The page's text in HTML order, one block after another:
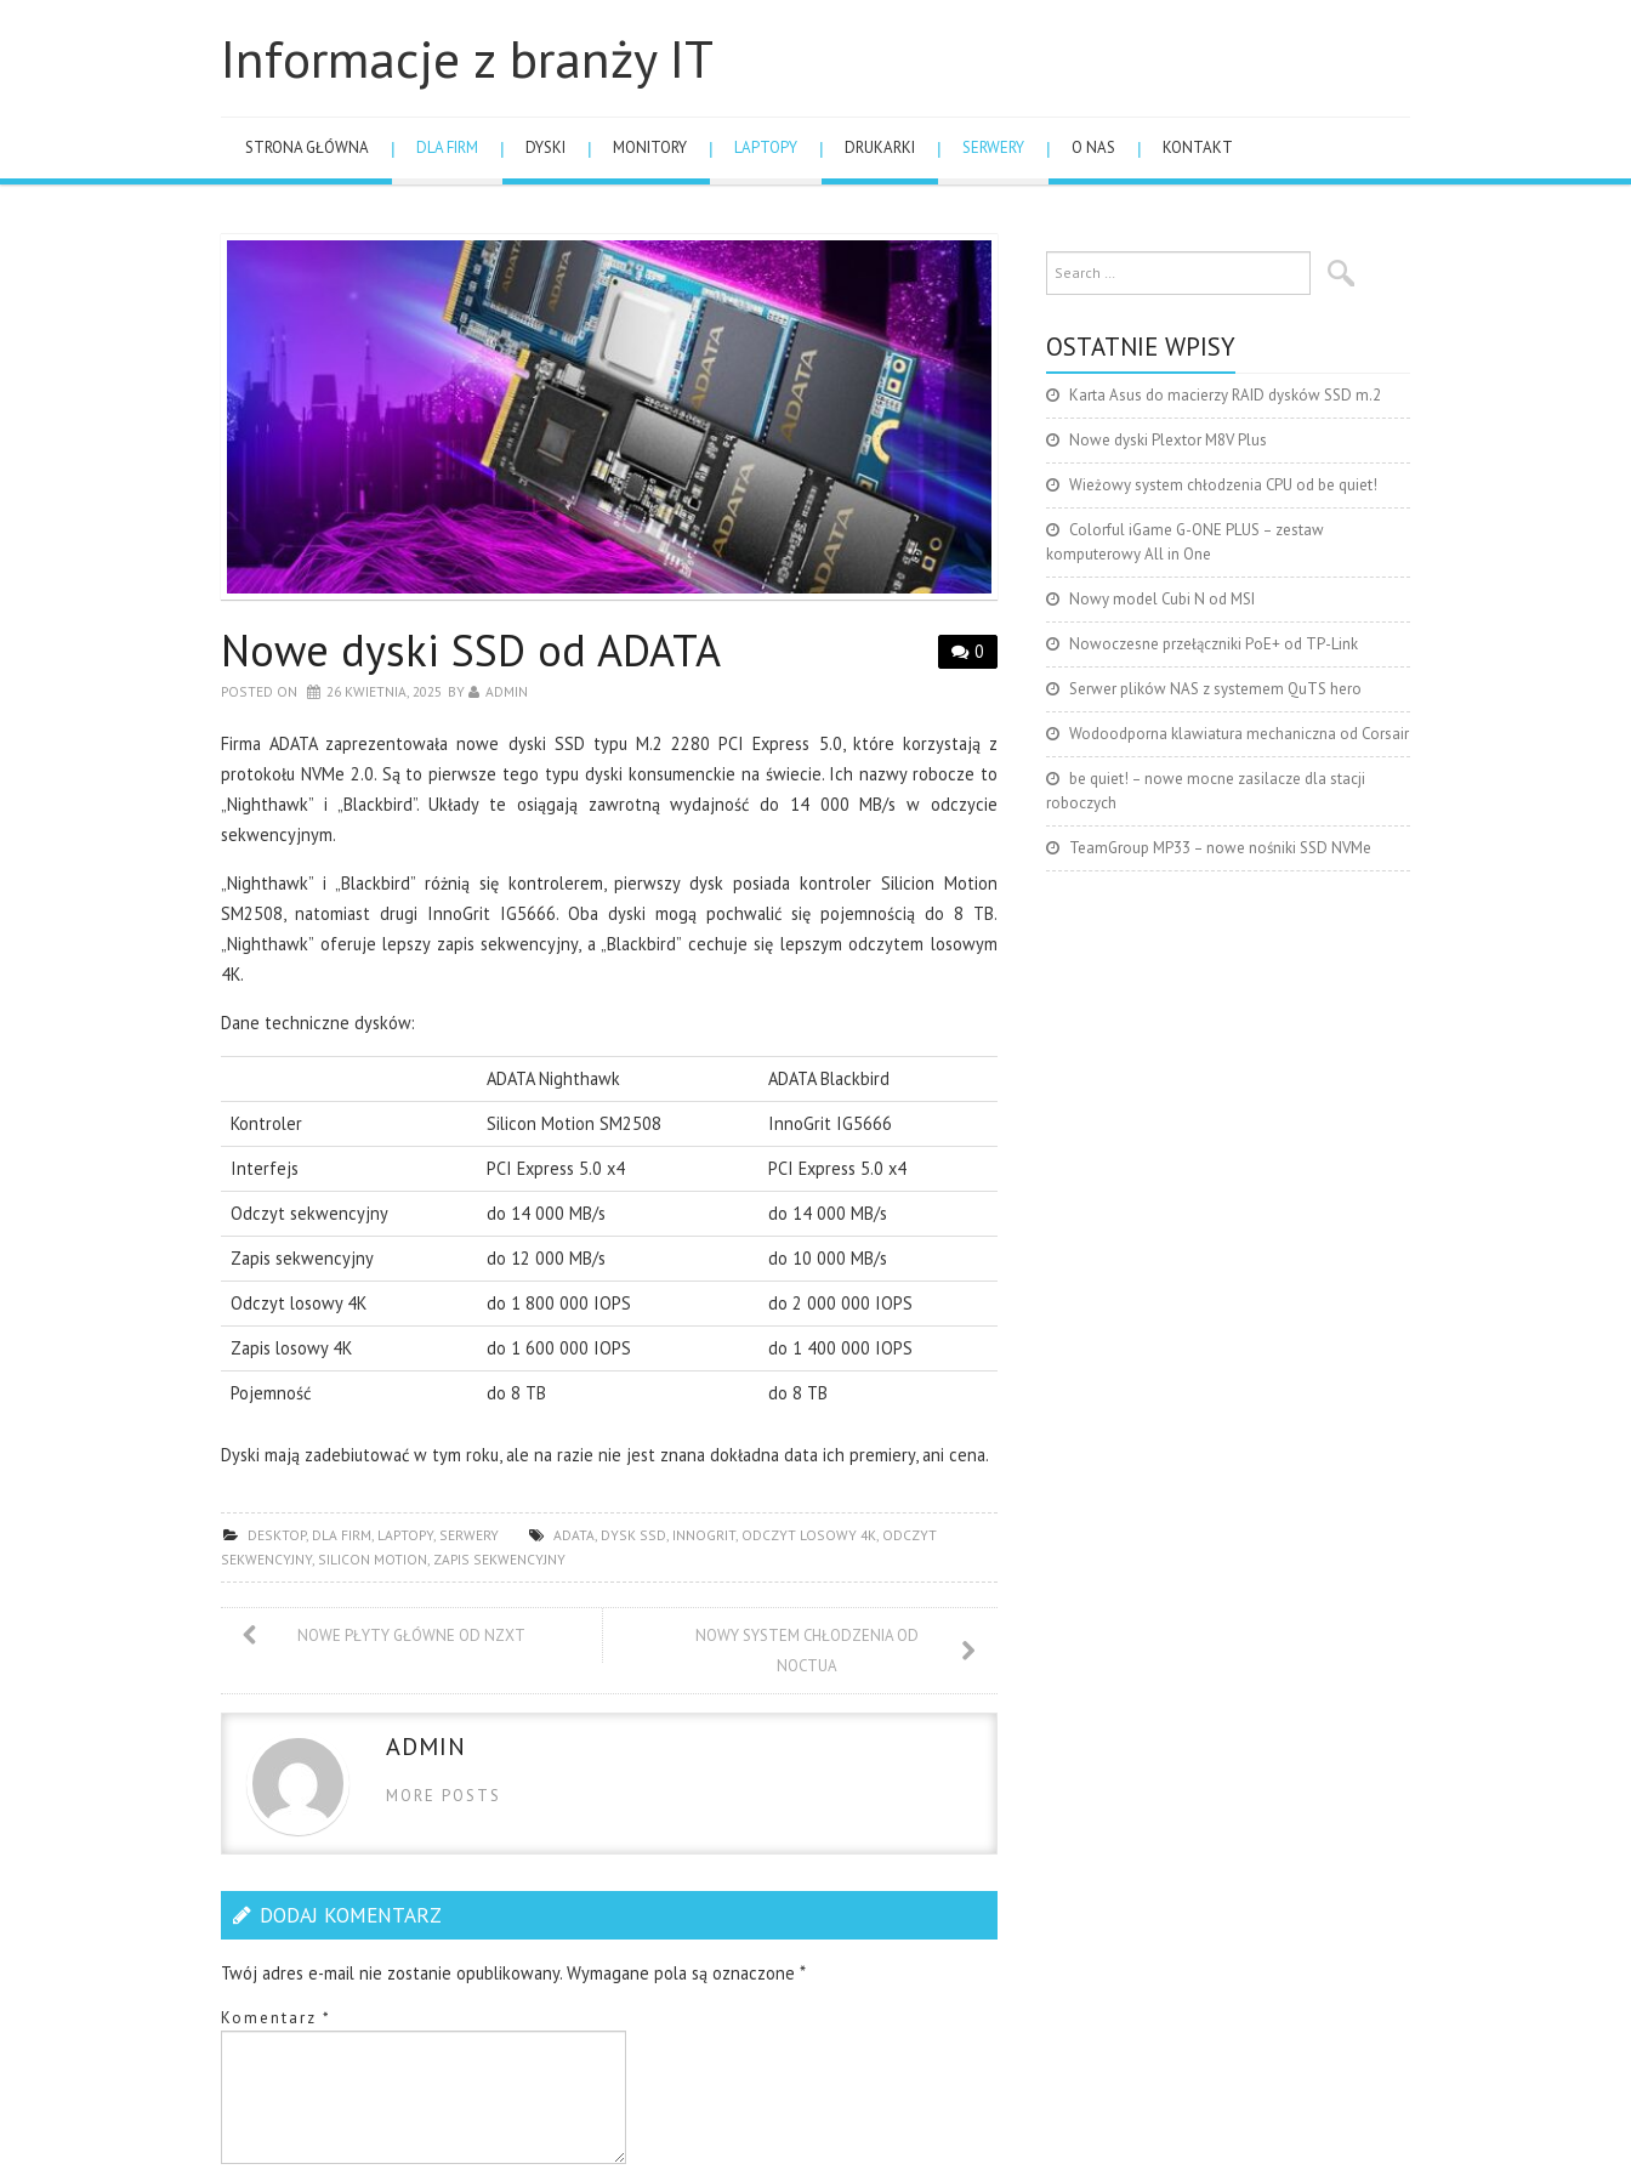
Informacje z branży IT
STRONA GŁÓWNA DLA FIRM DYSKI MONITORY LAPTOPY DRUKARKI SERWERY O NAS KONTAKT
0
Nowe dyski SSD od ADATA
POSTED ON 26 KWIETNIA, 2025 BY ADMIN
Firma ADATA zaprezentowała nowe dyski SSD typu M.2 2280 PCI Express 5.0, które korzystają z
protokołu NVMe 2.0. Są to pierwsze tego typu dyski konsumenckie na świecie. Ich nazwy robocze to
„Nighthawk” i „Blackbird”. Układy te osiągają zawrotną wydajność do 14 000 MB/s w odczycie
sekwencyjnym.
„Nighthawk” i „Blackbird” różnią się kontrolerem, pierwszy dysk posiada kontroler Silicion Motion
SM2508, natomiast drugi InnoGrit IG5666. Oba dyski mogą pochwalić się pojemnością do 8 TB.
„Nighthawk” oferuje lepszy zapis sekwencyjny, a „Blackbird” cechuje się lepszym odczytem losowym
4K.
Dane techniczne dysków:
ADATA Nighthawk
ADATA Blackbird
Kontroler
Silicon Motion SM2508
InnoGrit IG5666
Interfejs
PCI Express 5.0 x4
PCI Express 5.0 x4
Odczyt sekwencyjny
do 14 000 MB/s
do 14 000 MB/s
Zapis sekwencyjny
do 12 000 MB/s
do 10 000 MB/s
Odczyt losowy 4K
do 1 800 000 IOPS
do 2 000 000 IOPS
Zapis losowy 4K
do 1 600 000 IOPS
do 1 400 000 IOPS
Pojemność
do 8 TB do 8 TB
Dyski mają zadebiutować w tym roku, ale na razie nie jest znana dokładna data ich premiery, ani cena.
DESKTOP, DLA FIRM LAPTOPY, SERWERY ADATA DYSK SSD INNOGRIT, ODCZYT LOSOWY 4K ODCZYT
SEKWENCYJNY, SILICON MOTION ZAPIS SEKWENCYJNY
NOWE PŁYTY GŁÓWNE OD NZXT
NOWY SYSTEM CHŁODZENIA OD
NOCTUA
ADMIN
MORE POSTS
DODAJ KOMENTARZ
Twój adres e-mail nie zostanie opublikowany. Wymagane pola są oznaczone *
Komentarz *
OSTATNIE WPISY
Karta Asus do macierzy RAID dysków SSD m.2
Nowe dyski Plextor M8V Plus
Wieżowy system chłodzenia CPU od be quiet!
Colorful iGame G-ONE PLUS – zestaw
komputerowy All in One
Nowy model Cubi N od MSI
Nowoczesne przełączniki PoE+ od TP-Link
Serwer plików NAS z systemem QuTS hero
Wodoodporna klawiatura mechaniczna od Corsair
be quiet! – nowe mocne zasilacze dla stacji
roboczych
TeamGroup MP33 – nowe nośniki SSD NVMe